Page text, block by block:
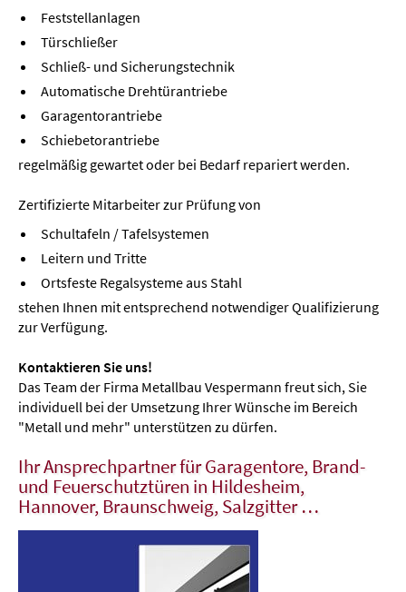
Feststellanlagen
Türschließer
Schließ- und Sicherungstechnik
Automatische Drehtürantriebe
Garagentorantriebe
Schiebetorantriebe
regelmäßig gewartet oder bei Bedarf repariert werden.
Zertifizierte Mitarbeiter zur Prüfung von
Schultafeln / Tafelsystemen
Leitern und Tritte
Ortsfeste Regalsysteme aus Stahl
stehen Ihnen mit entsprechend notwendiger Qualifizierung
zur Verfügung.
Kontaktieren Sie uns!
Das Team der Firma Metallbau Vespermann freut sich, Sie
individuell bei der Umsetzung Ihrer Wünsche im Bereich
"Metall und mehr" unterstützen zu dürfen.
Ihr Ansprechpartner für Garagentore, Brand-
und Feuerschutztüren in Hildesheim,
Hannover, Braunschweig, Salzgitter …